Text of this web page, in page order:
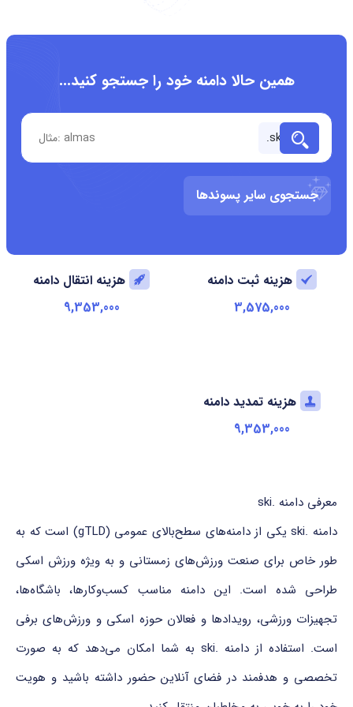
همین حالا دامنه خود را جستجو کنید...
جستجوی سایر پسوندها
هزینه ثبت دامنه
3,575,000
هزینه انتقال دامنه
9,353,000
هزینه تمدید دامنه
9,353,000
معرفی دامنه .ski
دامنه .ski یکی از دامنه‌های سطح‌بالای عمومی (gTLD) است که به
طور خاص برای صنعت ورزش‌های زمستانی و به ویژه ورزش اسکی
طراحی شده است. این دامنه مناسب کسب‌وکارها، باشگاه‌ها،
تجهیزات ورزشی، رویدادها و فعالان حوزه اسکی و ورزش‌های برفی
است. استفاده از دامنه .ski به شما امکان می‌دهد که به صورت
تخصصی و هدفمند در فضای آنلاین حضور داشته باشید و هویت